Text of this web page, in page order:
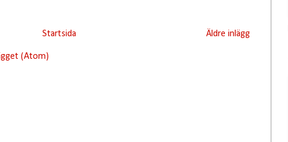
Äldre inlägg
Startsida
(Atom)